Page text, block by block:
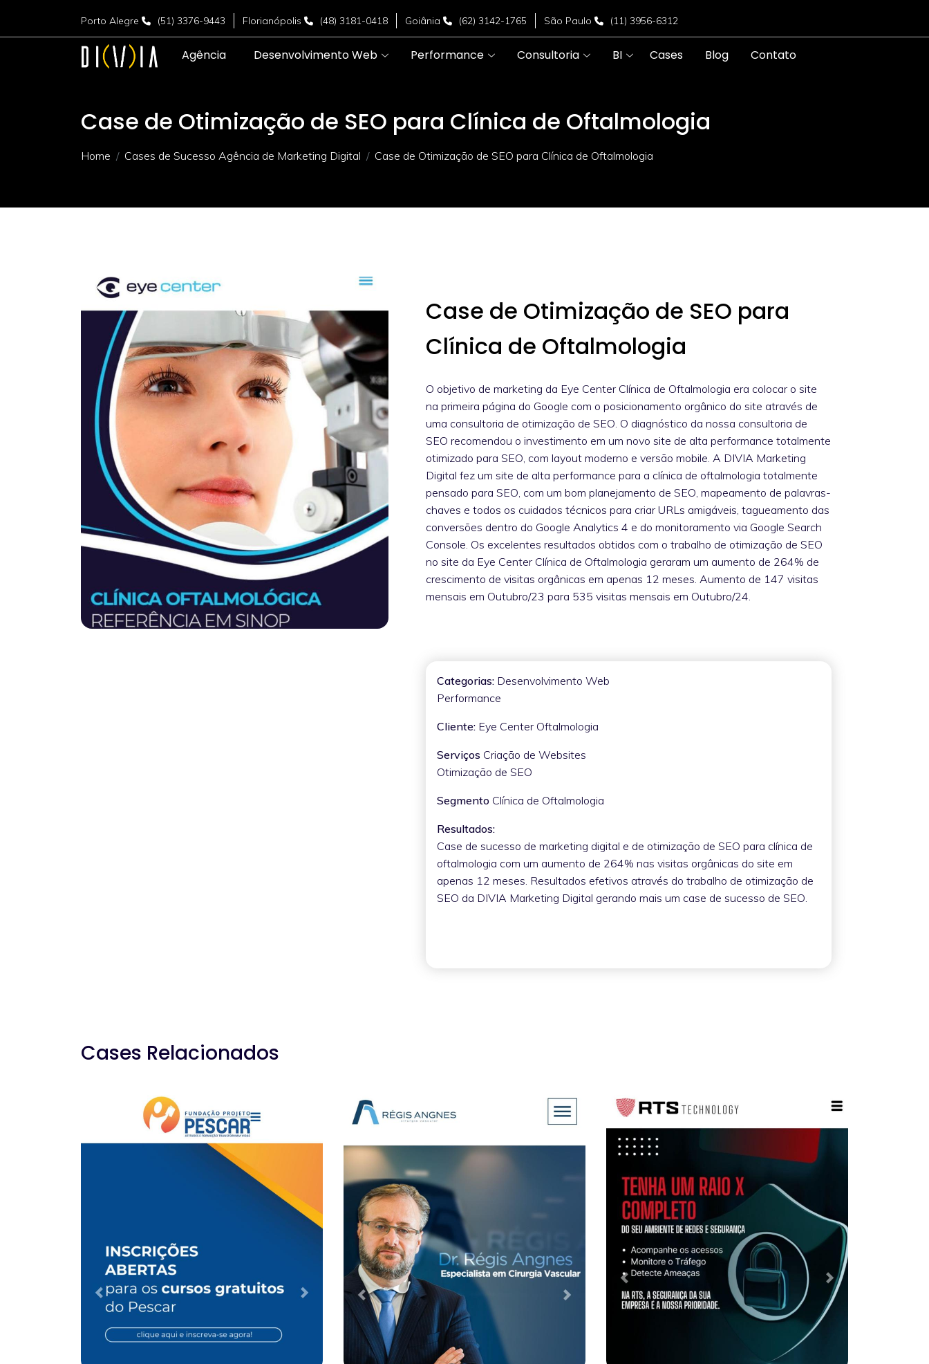
Porto Alegre (51) 3376-9443 Florianópolis (48) 3181-0418 Goiânia (62) 3142-1765 São Paulo (11) 3956-6312
Agência Desenvolvimento Web Performance Consultoria BI Cases Blog Contato
Case de Otimização de SEO para Clínica de Oftalmologia
Home Cases de Sucesso Agência de Marketing Digital Case de Otimização de SEO para Clínica de Oftalmologia
Case de Otimização de SEO para
Clínica de Oftalmologia
O objetivo de marketing da Eye Center Clínica de Oftalmologia era colocar o site
na primeira página do Google com o posicionamento orgânico do site através de
uma consultoria de otimização de SEO. O diagnóstico da nossa consultoria de
SEO recomendou o investimento em um novo site de alta performance totalmente
otimizado para SEO, com layout moderno e versão mobile. A DIVIA Marketing
Digital fez um site de alta performance para a clínica de oftalmologia totalmente
pensado para SEO, com um bom planejamento de SEO, mapeamento de palavras-
chaves e todos os cuidados técnicos para criar URLs amigáveis, tagueamento das
conversões dentro do Google Analytics 4 e do monitoramento via Google Search
Console. Os excelentes resultados obtidos com o trabalho de otimização de SEO
no site da Eye Center Clínica de Oftalmologia geraram um aumento de 264% de
crescimento de visitas orgânicas em apenas 12 meses. Aumento de 147 visitas
mensais em Outubro/23 para 535 visitas mensais em Outubro/24.
Categorias: Desenvolvimento Web
Performance
Cliente: Eye Center Oftalmologia
Serviços Criação de Websites
Otimização de SEO
Segmento Clínica de Oftalmologia
Resultados:
Case de sucesso de marketing digital e de otimização de SEO para clínica de
oftalmologia com um aumento de 264% nas visitas orgânicas do site em
apenas 12 meses. Resultados efetivos através do trabalho de otimização de
SEO da DIVIA Marketing Digital gerando mais um case de sucesso de SEO.
Cases Relacionados
Case de Otimização de SEO para
Clínica de Cirurgia Vascular
Desenvolvimento Web
Case de Otimização de SEO para
Empresa de TI e Segurança da
Informação
Desenvolvimento Web
Performance